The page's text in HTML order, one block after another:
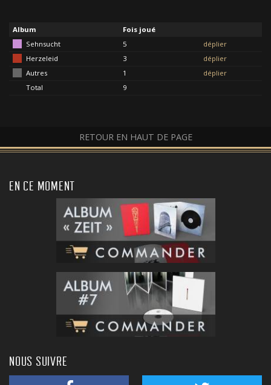
Album
Fois joué
Sehnsucht
5
déplier
Herzeleid
3
déplier
Autres
1
déplier
Total
9
RETOUR EN HAUT DE PAGE
EN CE MOMENT
NOUS SUIVRE